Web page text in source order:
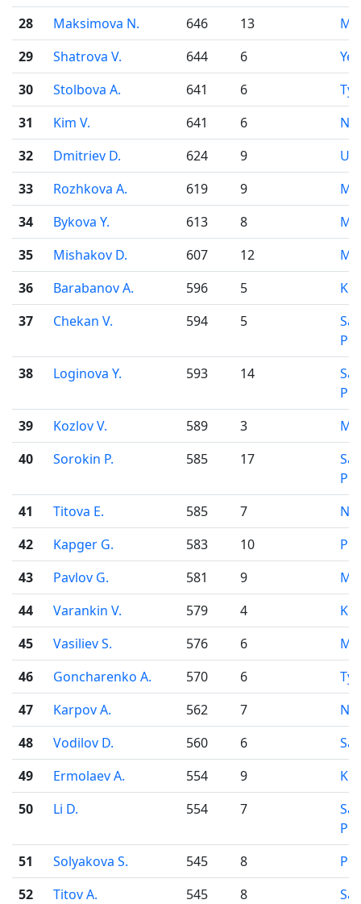
28
Maksimova N. 646 13
29
Shatrova V. 644 6
30
Stolbova A. 641 6
31
Kim V. 641 6
32
Dmitriev D. 624 9
Ufa
33
Rozhkova A. 619 9
34
Bykova Y. 613 8
35
Mishakov D. 607 12
36
Barabanov A. 596 5
37
Chekan V. 594 5
38
Loginova Y. 593 14
39
Kozlov V. 589 3
40
Sorokin P. 585 17
41
Titova E. 585 7
42
Kapger G. 583 10
43
Pavlov G. 581 9
44
Varankin V. 579 4
45
Vasiliev S. 576 6
46
Goncharenko A. 570 6
47
Karpov A. 562 7
48
Vodilov D. 560 6
49
Ermolaev A. 554 9
50
Li D. 554 7
51
Solyakova S. 545 8
52
Titov A. 545 8